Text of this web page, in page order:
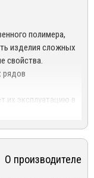
полимера,
изделия сложных
свойства.
рядов
их эксплуатацию в
воздуха,
образом, чтобы
измороси,
О производителе